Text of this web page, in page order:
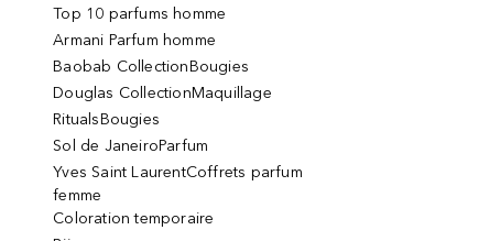
Top 10 parfums homme
Armani Parfum homme
Baobab CollectionBougies
Douglas CollectionMaquillage
RitualsBougies
Sol de JaneiroParfum
Yves Saint LaurentCoffrets parfum
femme
Coloration temporaire